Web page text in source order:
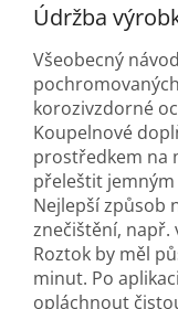
Údržba
Všeobecný
korozivzdorné
Koupelnové
prostředkem na
přeleštit
Nejlepší způsob
znečištění, např.
Roztok by měl
minut. Po
opláchnout